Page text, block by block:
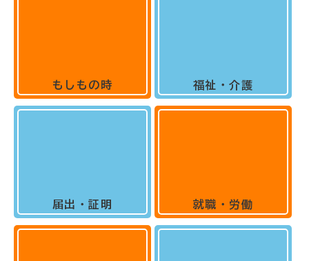
もしもの時
届出・証明
福祉・介護
就職・労働